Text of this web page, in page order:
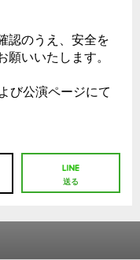
認のうえ、安全を
いいたします。
び公演ページにて
送る